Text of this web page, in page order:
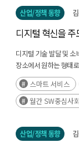
정보교과 교육을 필수
2018년부터 시행하기
기초 개념을 접할 수 있
교육 시간으로 인하여
보인다. 미래 사회를 살
해결하는 컴퓨팅 사고
교육을 일정기간 지속
구구단이 되는 컴퓨팅
갖는 전문가 양성의 가
있다. 지금 교육부에
해당하는 컴퓨팅 사고
모습을 보인 것은 미국
사태는 이러한 경향을
미국의 동맹국들이 동
이니셔티브의 경합에
동맹외교는 파이브아
발전되고 있으며, D10,
다. 이에 대해 중국도
과정에서 놓치지 말아
세계에 ‘디지털 권위주
산업/정책 동향
디지털 혁신을
디지털 기술 발달 및
장소에서 원하는 형태
산업의 대응은 제품의
(Productization)를 통
스마트 서비스
월간 SW중심사
산업/정책 동향